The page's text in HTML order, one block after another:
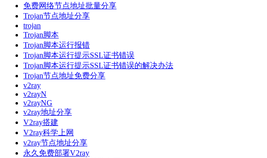
免费网络节点地址批量分享
Trojan节点地址分享
trojan
Trojan脚本
Trojan脚本运行报错
Trojan脚本运行提示SSL证书错误
Trojan脚本运行提示SSL证书错误的解决办法
Trojan节点地址免费分享
v2ray
v2rayN
v2rayNG
v2ray地址分享
V2ray搭建
V2ray科学上网
v2ray节点地址分享
永久免费部署V2ray